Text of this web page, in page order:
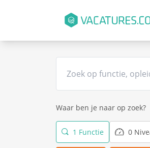
Waar ben je naar op zoek?
1 Functie 0